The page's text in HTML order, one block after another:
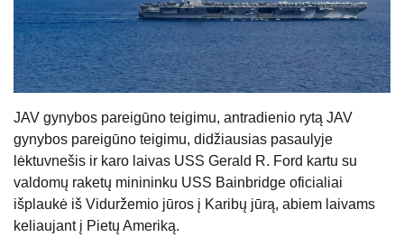
JAV gynybos pareigūno teigimu, antradienio rytą JAV
gynybos pareigūno teigimu, didžiausias pasaulyje
lėktuvnešis ir karo laivas USS Gerald R. Ford kartu su
valdomų raketų minininku USS Bainbridge oficialiai
išplaukė iš Viduržemio jūros į Karibų jūrą, abiem laivams
keliaujant į Pietų Ameriką.